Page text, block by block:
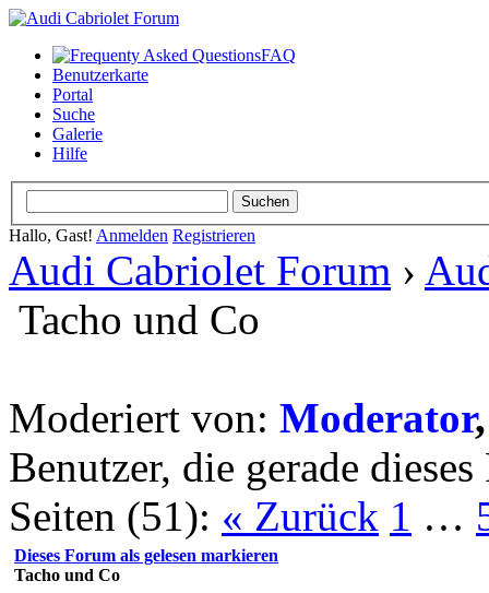
FAQ
Benutzerkarte
Portal
Suche
Galerie
Hilfe
Hallo, Gast! Anmelden Registrieren
Audi Cabriolet Forum ›
Tacho und Co
Moderiert von: Moderator
Benutzer, die gerade
Seiten (51): « Zurück 1 …
Dieses Forum als gelesen markieren
Tacho und Co